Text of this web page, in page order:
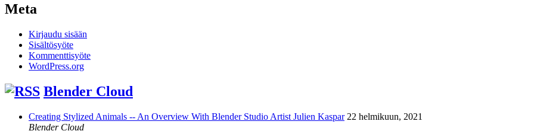
Meta
Kirjaudu sisään
Sisältösyöte
Kommenttisyöte
WordPress.org
Blender Cloud
Creating Stylized Animals -- An Overview With Blender Studio Artist Julien Kaspar 22 helmikuun, 2021
Blender Cloud